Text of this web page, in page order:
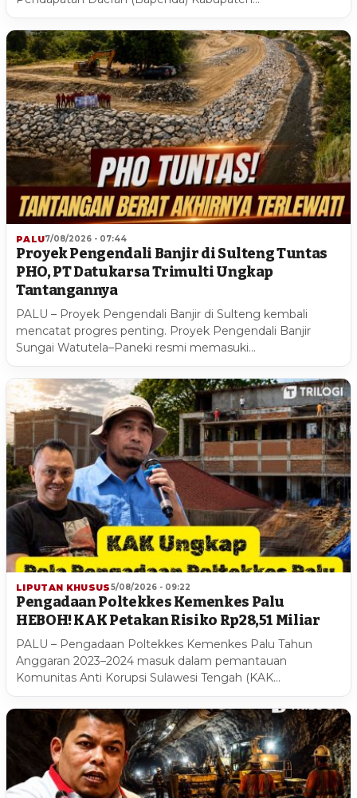
PALU7/08/2026 - 07:44
Proyek Pengendali Banjir di Sulteng Tuntas
PHO, PT Datukarsa Trimulti Ungkap
Tantangannya
PALU – Proyek Pengendali Banjir di Sulteng kembali
mencatat progres penting. Proyek Pengendali Banjir
Sungai Watutela–Paneki resmi memasuki…
LIPUTAN KHUSUS5/08/2026 - 09:22
Pengadaan Poltekkes Kemenkes Palu
HEBOH! KAK Petakan Risiko Rp28,51 Miliar
PALU – Pengadaan Poltekkes Kemenkes Palu Tahun
Anggaran 2023–2024 masuk dalam pemantauan
Komunitas Anti Korupsi Sulawesi Tengah (KAK…